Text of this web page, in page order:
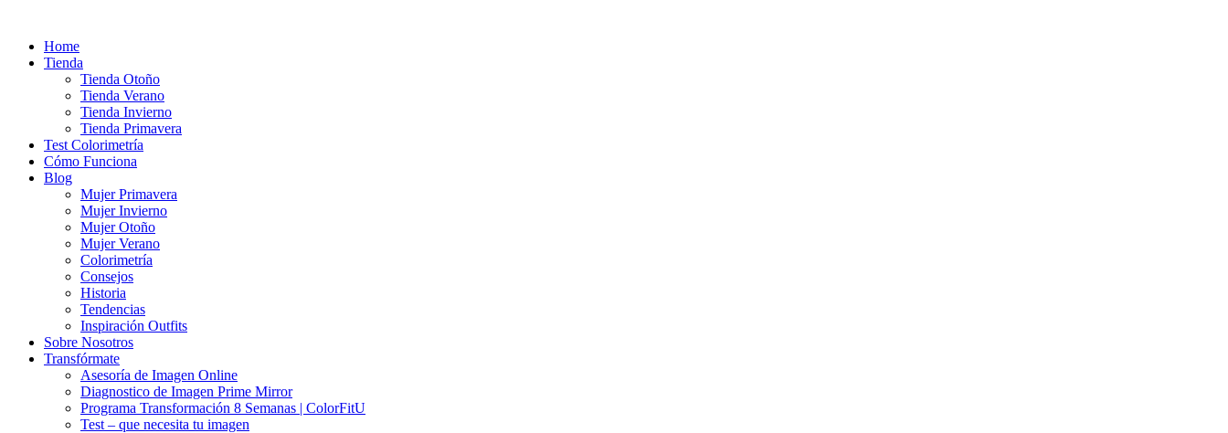
contenidoHome
Tienda
Tienda Otoño
Tienda Verano
Tienda Invierno
Tienda Primavera
Test Colorimetría
Cómo Funciona
Blog
Mujer Primavera
Mujer Invierno
Mujer Otoño
Mujer Verano
Colorimetría
Consejos
Historia
Tendencias
Inspiración Outfits
Sobre Nosotros
Transfórmate
Asesoría de Imagen Online
Diagnostico de Imagen Prime Mirror
Programa Transformación 8 Semanas | ColorFitU
Test – que necesita tu imagen